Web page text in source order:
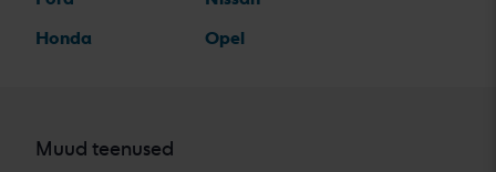
Honda
Opel
Muud teenused